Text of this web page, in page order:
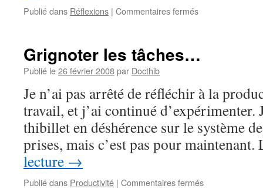
Publié dans Réflexions | Commentaires ferméssur
vie
Grignoter les tâches…
Publié le26 février 2008par Docthib
Je n’ai pas arrêté de réfléchir à la
travail, et j’ai continué d’expérimenter.
thibillet en déshérence sur le système
prises, mais c’est pas pour
lecture →
Publié dans Productivité | Commentaires ferméssur